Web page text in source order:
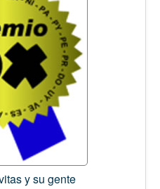
y su gente